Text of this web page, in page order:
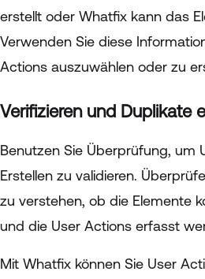
erstellt oder Whatfix kann das
Verwenden Sie diese
Actions auszuwählen oder zu
Verifizieren und Duplikate
Benutzen Sie Überprüfung, um
Erstellen zu validieren.
zu verstehen, ob die Elemente
und die User Actions erfasst
Mit Whatfix können Sie User